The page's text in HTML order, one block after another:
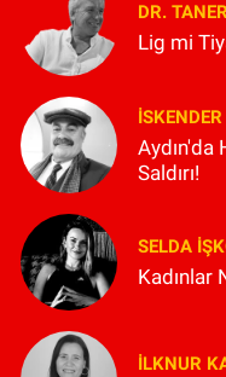
DR.
Lig mi
Aydın'da
Saldırı!
SELDA
Kadınlar
İLKNUR